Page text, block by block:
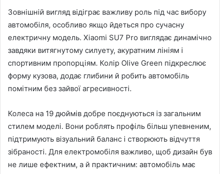
Зовнішній вигляд відіграє важливу роль під час вибору
автомобіля, особливо якщо йдеться про сучасну
електричну модель. Xiaomi SU7 Pro виглядає динамічно
завдяки витягнутому силуету, акуратним лініям і
спортивним пропорціям. Колір Olive Green підкреслює
форму кузова, додає глибини й робить автомобіль
помітним без зайвої агресивності.
Колеса на 19 дюймів добре поєднуються із загальним
стилем моделі. Вони роблять профіль більш упевненим,
підтримують візуальний баланс і створюють відчуття
зібраності. Для електромобіля важливо, щоб дизайн був
не лише ефектним, а й практичним: автомобіль має